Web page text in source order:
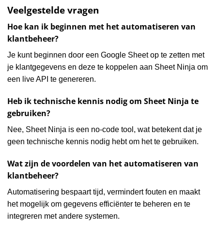
Veelgestelde vragen
Hoe kan ik beginnen met het automatiseren van
klantbeheer?
Je kunt beginnen door een Google Sheet op te zetten met
je klantgegevens en deze te koppelen aan Sheet Ninja om
een live API te genereren.
Heb ik technische kennis nodig om Sheet Ninja te
gebruiken?
Nee, Sheet Ninja is een no-code tool, wat betekent dat je
geen technische kennis nodig hebt om het te gebruiken.
Wat zijn de voordelen van het automatiseren van
klantbeheer?
Automatisering bespaart tijd, vermindert fouten en maakt
het mogelijk om gegevens efficiënter te beheren en te
integreren met andere systemen.